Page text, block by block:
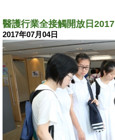
醫護行業全接觸開放日2017
2017年07月04日